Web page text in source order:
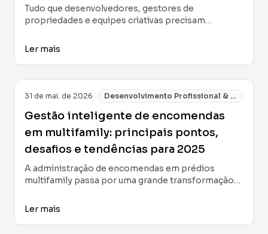
Tudo que desenvolvedores, gestores de
propriedades e equipes criativas precisam
projetos imobiliários inovadores: estrutura de
design e métodos de colaboração eficazes.
Ler mais
31 de mai. de 2026 Desenvolvimento Profissional & Negócios
Gestão inteligente de encomendas
em multifamily: principais pontos,
desafios e tendências para 2025
A administração de encomendas em prédios
multifamily passa por uma grande transformação
estratégias, tecnologias e práticas recomendadas
experiência ao morador e aumentar a performance
Ler mais